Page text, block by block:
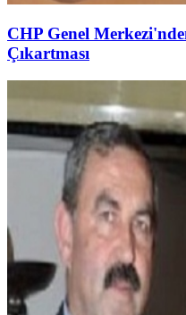
CHP Genel
Çıkartması